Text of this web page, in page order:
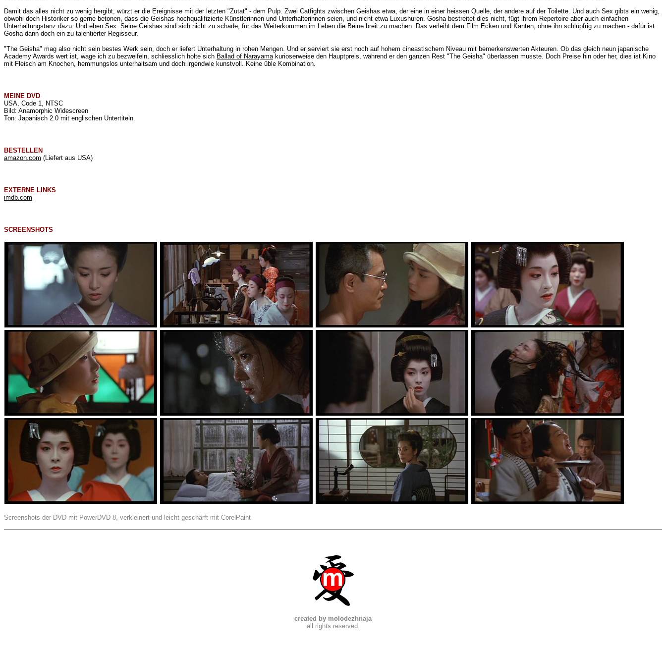
Damit das alles nicht zu wenig hergibt, würzt er die Ereignisse mit der letzten "Zutat" - dem Pulp. Zwei Catfights zwischen Geishas etwa, der eine in einer heissen Quelle, der andere auf der Toilette. Und auch Sex gibts ein wenig,
obwohl doch Historiker so gerne betonen, dass die Geishas hochqualifizierte Künstlerinnen und Unterhalterinnen seien, und nicht etwa Luxushuren. Gosha bestreitet dies nicht, fügt ihrem Repertoire aber auch einfachen
Unterhaltungstanz dazu. Und eben Sex. Seine Geishas sind sich nicht zu schade, für das Weiterkommen im Leben die Beine breit zu machen. Das verleiht dem Film Ecken und Kanten, ohne ihn schlüpfrig zu machen - dafür ist
Gosha dann doch ein zu talentierter Regisseur.
"The Geisha" mag also nicht sein bestes Werk sein, doch er liefert Unterhaltung in rohen Mengen. Und er serviert sie erst noch auf hohem cineastischem Niveau mit bemerkenswerten Akteuren. Ob das gleich neun japanische
Academy Awards wert ist, wage ich zu bezweifeln, schliesslich holte sich Ballad of Narayamakurioserweise den Hauptpreis, während er den ganzen Rest "The Geisha" überlassen musste. Doch Preise hin oder her, dies ist Kino
mit Fleisch am Knochen, hemmungslos unterhaltsam und doch irgendwie kunstvoll. Keine üble Kombination.
MEINE DVD
USA, Code 1, NTSC
Bild: Anamorphic Widescreen
Ton: Japanisch 2.0 mit englischen Untertiteln.
BESTELLEN
amazon.com (Liefert aus USA)
EXTERNE LINKS
imdb.com
SCREENSHOTS
Screenshots der DVD mit PowerDVD 8, verkleinert und leicht geschärft mit CorelPaint
created by molodezhnaja
all rights reserved.